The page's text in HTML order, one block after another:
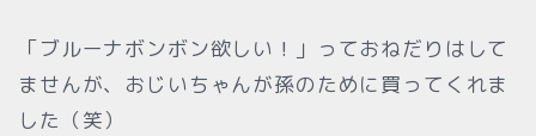
「ブルーナボンボン欲しい！」っておねだりはして
ませんが、おじいちゃんが孫のために買ってくれま
した（笑）